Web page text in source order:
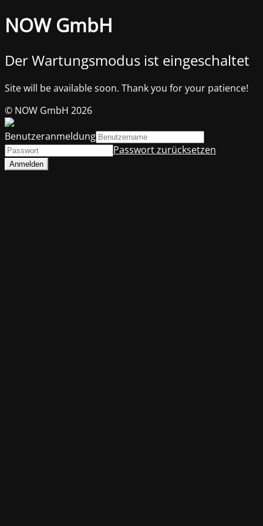
NOW GmbH
Der Wartungsmodus ist eingeschaltet
Site will be available soon. Thank you for your patience!
© NOW GmbH 2026
Benutzeranmeldung
Passwort zurücksetzen